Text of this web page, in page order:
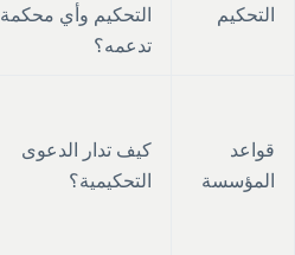
التحكيم
التحكيم وأي محكمة
تدعمه؟
قواعد
المؤسسة
كيف تدار الدعوى
التحكيمية؟